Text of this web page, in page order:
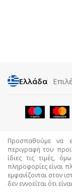
Ελλάδα
Προσπαθούμε να
περιγραφή του
ίδιες τις τιμές,
πληροφορίες είναι
εμφανίζονται στον
δεν εννοείται ότι